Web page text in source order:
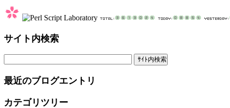
サイト内検索
最近のブログエントリ
カテゴリツリー